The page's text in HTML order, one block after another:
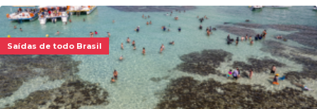
Saídas de todo Brasil